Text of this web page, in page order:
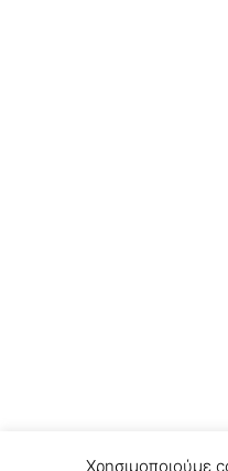
Χρησιμοποιούμε